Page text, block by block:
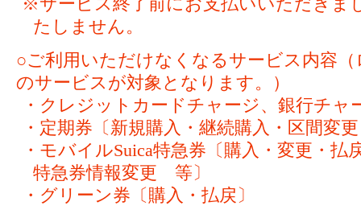
たしません。
○ご利用いただけなくなるサービス内容
のサービスが対象となります。）
・クレジットカードチャージ、銀行チャ
・定期券〔新規購入・継続購入・区間変
・モバイルSuica特急券〔購入・変更・払
特急券情報変更 等〕
・グリーン券〔購入・払戻〕